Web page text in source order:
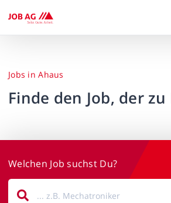
Jobs in Ahaus
Finde den Job, der
Welchen Job suchst Du?